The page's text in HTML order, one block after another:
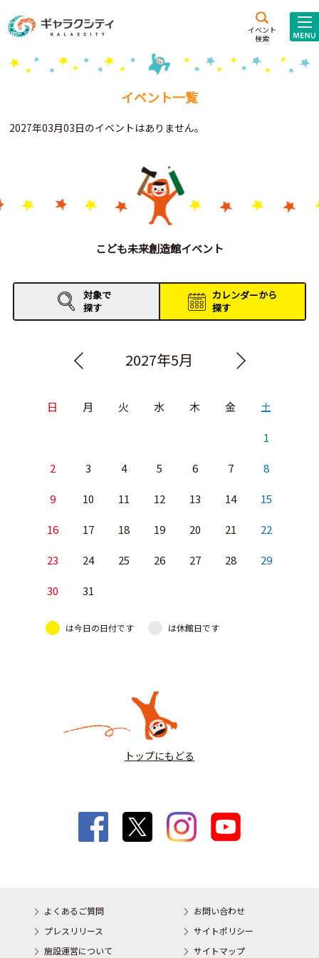
イベント
検索
施設案内
こども
西新井
施設･
Gがくえん
お知らせ
イベントレポート
イベント一覧
2027年03月03日のイベントはありません。
こども未来創造館イベント
対象で
探す
カレンダーから
探す
2027年5月
日 月 火 水 木 金 土
1
2 3 4 5 6 7 8
9 10 11 12 13 14 15
16 17 18 19 20 21 22
23 24 25 26 27 28 29
30 31
は今日の日付です は休館日です
トップにもどる
よくあるご質問
お問い合わせ
プレスリリース
サイトポリシー
施設運営について
サイトマップ